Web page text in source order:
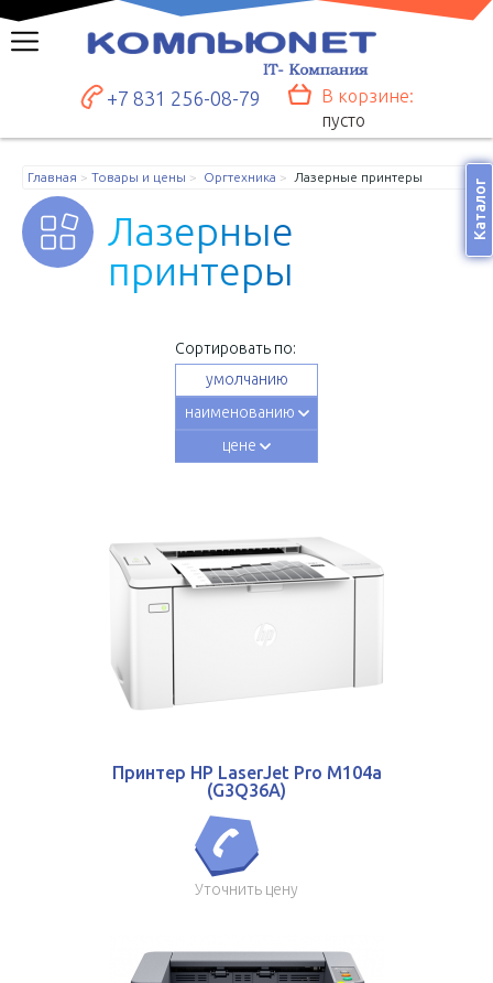
+7 831 256-08-79
В корзине:
пусто
Каталог
Главная Товары и цены Оргтехника Лазерные принтеры
Лазерные
принтеры
Сортировать по:
умолчанию
наименованию
цене
Принтер HP LaserJet Pro M104a
(G3Q36A)
Уточнить цену